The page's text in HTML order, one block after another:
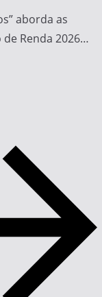
aborda as
Renda 2026…